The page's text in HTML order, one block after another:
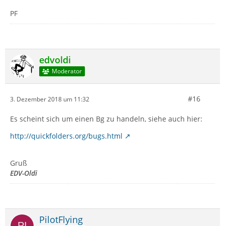
PF
edvoldi
Moderator
3. Dezember 2018 um 11:32 #16
Es scheint sich um einen Bg zu handeln, siehe auch hier:
http://quickfolders.org/bugs.html
Gruß
EDV-Oldi
PilotFlying